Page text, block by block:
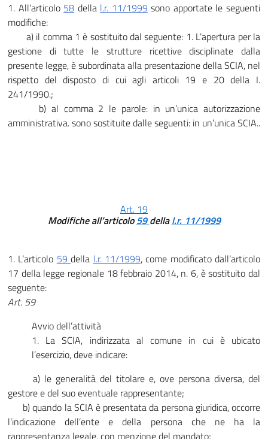
1. All’articolo 58 della l.r. 11/1999 sono apportate le seguenti
modifiche:
a) il comma 1 è sostituito dal seguente: 1. L’apertura per la
gestione di tutte le strutture ricettive disciplinate dalla
presente legge, è subordinata alla presentazione della SCIA, nel
rispetto del disposto di cui agli articoli 19 e 20 della I.
241/1990.;
b) al comma 2 le parole: in un’unica autorizzazione
amministrativa. sono sostituite dalle seguenti: in un’unica SCIA..
Art. 19
Modifiche all’articolo59dellal.r. 11/1999
1. L’articolo 59della l.r. 11/1999, come modificato dall’articolo
17 della legge regionale 18 febbraio 2014, n. 6, è sostituito dal
seguente:
Art. 59
Avvio dell’attività
1. La SCIA, indirizzata al comune in cui è ubicato
l’esercizio, deve indicare:
a) le generalità del titolare e, ove persona diversa, del
gestore e del suo eventuale rappresentante;
b) quando la SCIA è presentata da persona giuridica, occorre
l’indicazione dell’ente e della persona che ne ha la